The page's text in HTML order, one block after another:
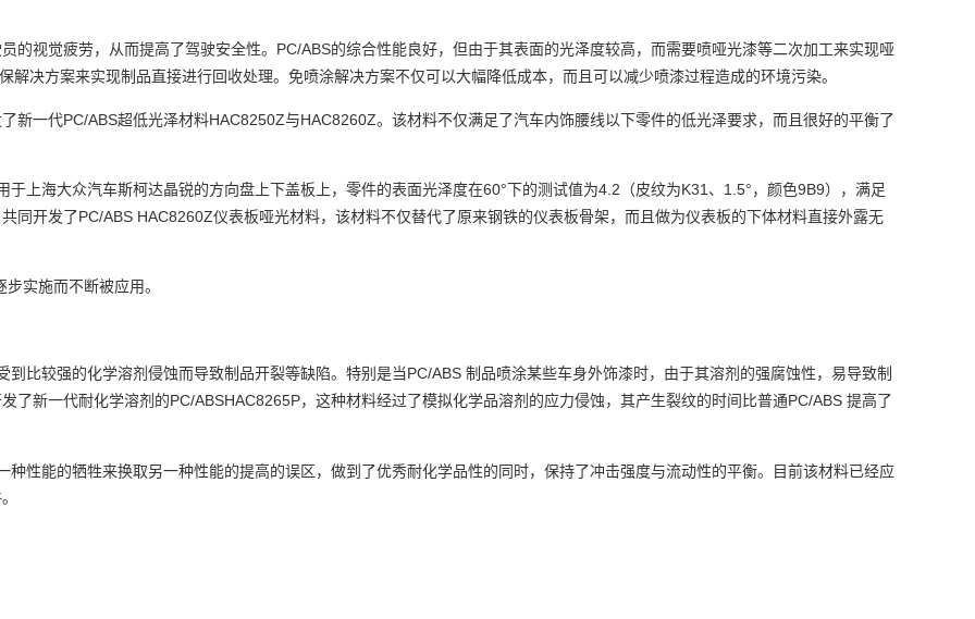
的视觉疲劳，从而提高了驾驶安全性。 PC/ABS的综合性能良好，但由于其表面的光泽度较高，而需要喷哑光漆等二次加工来实现哑
解决方案来实现制品直接进行回收处理。免喷涂解决方案不仅可以大幅降低成本，而且可以减少喷漆过程造成的环境污染。
新一代PC/ABS超低光泽材料HAC8250Z与HAC8260Z。该材料不仅满足了汽车内饰腰线以下零件的低光泽要求，而且很好的平衡了
于上海大众汽车斯柯达晶锐的方向盘上下盖板上，零件的表面光泽度在60° 下的测试值为4.2 （皮纹为K31 、 1.5° ，颜色9B9），满足
同开发了PC/ABS HAC8260Z仪表板哑光材料，该材料不仅替代了原来钢铁的仪表板骨架，而且做为仪表板的下体材料直接外露无
步实施而不断被应用。
比较强的化学溶剂侵蚀而导致制品开裂等缺陷。特别是当PC/ABS 制品喷涂某些车身外饰漆时，由于其溶剂的强腐蚀性，易导致制
了新一代耐化学溶剂的PC/ABSHAC8265P，这种材料经过了模拟化学品溶剂的应力侵蚀，其产生裂纹的时间比普通PC/ABS 提高了
种性能的牺牲来换取另一种性能的提高的误区，做到了优秀耐化学品性的同时，保持了冲击强度与流动性的平衡。目前该材料已经应